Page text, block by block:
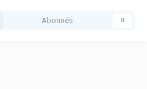
Abonnés 0